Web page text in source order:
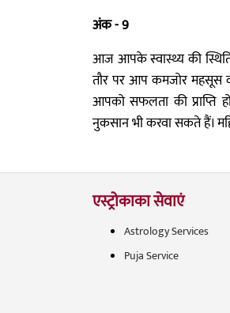
अंक - 9
आज आपके स्वास्थ्य की
तौर पर आप कमजोर महसूस कर
आपको सफलता की
नुकसान भी करवा सकते हैं।
एस्ट्रोकाका सेवाएं
Astrology Services
Puja Service